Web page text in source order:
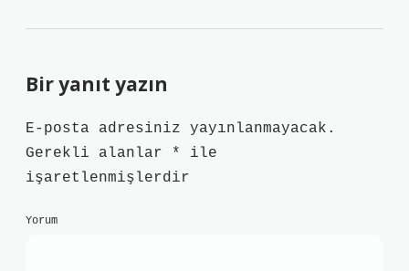
Bir yanıt yazın
E-posta adresiniz yayınlanmayacak.
Gerekli alanlar
*
ile
işaretlenmişlerdir
Yorum